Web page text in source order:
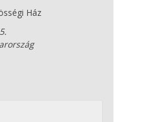
Ház